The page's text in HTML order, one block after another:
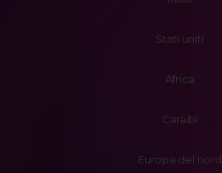
Stati uniti
Africa
Caraibi
Europa del nord